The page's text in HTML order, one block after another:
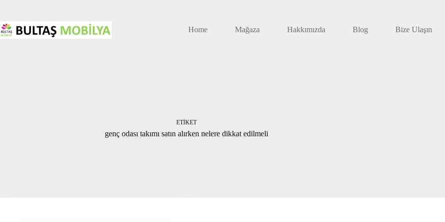
content
Home
Mağaza Hakkımızda Blog Bize Ulaşın
ETIKET
genç odası takımı satın alırken nelere dikkat edilmeli